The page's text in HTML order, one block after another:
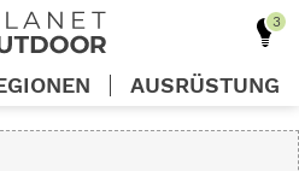
AUSRÜSTUNG